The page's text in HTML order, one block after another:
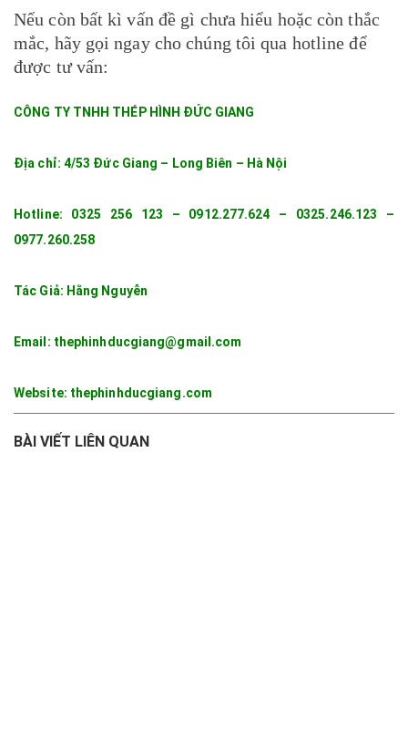
Nếu còn bất kì vấn đề gì chưa hiểu hoặc còn thắc
mắc, hãy gọi ngay cho chúng tôi qua hotline để
được tư vấn:
CÔNG TY TNHH THÉP HÌNH ĐỨC GIANG
Địa chỉ: 4/53 Đức Giang – Long Biên – Hà Nội
Hotline: 0325 256 123 – 0912.277.624 – 0325.246.123 –
0977.260.258
Tác Giả: Hằng Nguyễn
Email: thephinhducgiang@gmail.com
Website: thephinhducgiang.com
BÀI VIẾT LIÊN QUAN